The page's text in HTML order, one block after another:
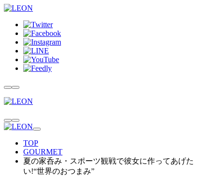
TOP
GOURMET
夏の家呑み・スポーツ観戦で彼女に作ってあげた
い!“世界のおつまみ”